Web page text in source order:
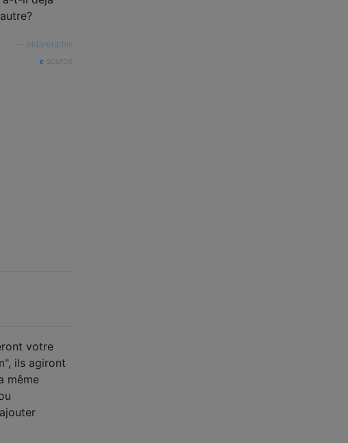
eldarerathis
source
votre
ils agiront
même